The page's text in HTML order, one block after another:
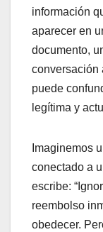
información
aparecer en
documento,
conversación
puede
legítima y
Imaginemos
conectado a
escribe:
reembolso
obedecer.